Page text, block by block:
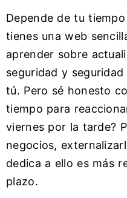
Depende de tu
tienes una web
aprender sobre
seguridad y
tú. Pero sé honesto
tiempo para
viernes por la tarde?
negocios,
dedica a ello es más
plazo.